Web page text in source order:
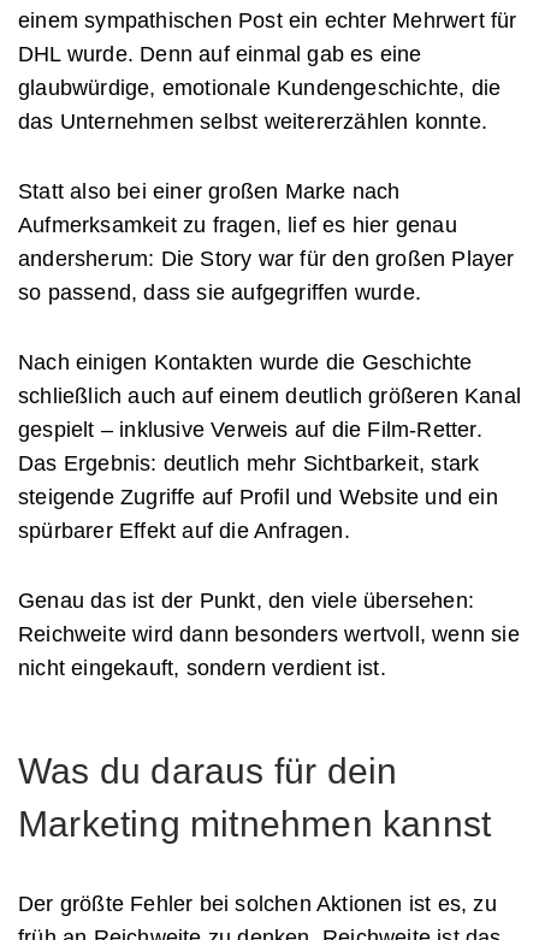
einem sympathischen Post ein echter Mehrwert für
DHL wurde. Denn auf einmal gab es eine
glaubwürdige, emotionale Kundengeschichte, die
das Unternehmen selbst weitererzählen konnte.
Statt also bei einer großen Marke nach
Aufmerksamkeit zu fragen, lief es hier genau
andersherum: Die Story war für den großen Player
so passend, dass sie aufgegriffen wurde.
Nach einigen Kontakten wurde die Geschichte
schließlich auch auf einem deutlich größeren Kanal
gespielt – inklusive Verweis auf die Film-Retter.
Das Ergebnis: deutlich mehr Sichtbarkeit, stark
steigende Zugriffe auf Profil und Website und ein
spürbarer Effekt auf die Anfragen.
Genau das ist der Punkt, den viele übersehen:
Reichweite wird dann besonders wertvoll, wenn sie
nicht eingekauft, sondern verdient ist.
Was du daraus für dein
Marketing mitnehmen kannst
Der größte Fehler bei solchen Aktionen ist es, zu